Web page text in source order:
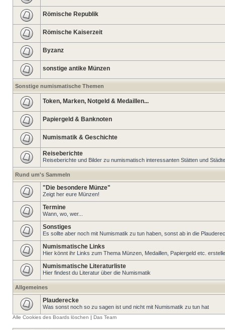
Römische Republik
Römische Kaiserzeit
Byzanz
sonstige antike Münzen
Sonstige numismatische Themen
Token, Marken, Notgeld & Medaillen...
Papiergeld & Banknoten
Numismatik & Geschichte
Reiseberichte
Reiseberichte und Bilder zu numismatisch interessanten Stätten und
Rund um's Sammeln
"Die besondere Münze"
Zeigt her eure Münzen!
Termine
Wann, wo, wer...
Sonstiges
Es sollte aber noch mit Numismatik zu tun haben, sonst ab in die
Numismatische Links
Hier könnt ihr Links zum Thema Münzen, Medaillen, Papiergeld etc.
Numismatische Literaturliste
Hier findest du Literatur über die Numismatik
Allgemeines
Plauderecke
Was sonst noch so zu sagen ist und nicht mit Numismatik zu tun hat
Alle Cookies des Boards löschen | Das Team